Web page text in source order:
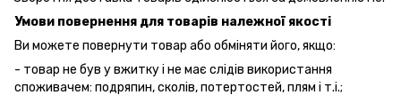
Умови повернення для товарів належної якості
Ви можете повернути товар або обміняти його, якщо:
- товар не був у вжитку і не має слідів використання
споживачем: подряпин, сколів, потертостей, плям і т.і.;